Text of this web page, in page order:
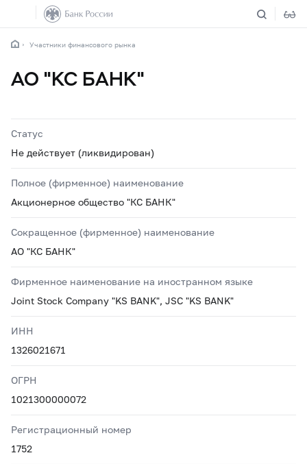
Участники финансового рынка
АО "КС БАНК"
Статус
Не действует (ликвидирован)
Полное (фирменное) наименование
Акционерное общество "КС БАНК"
Сокращенное (фирменное) наименование
АО "КС БАНК"
Фирменное наименование на иностранном языке
Joint Stock Company "KS BANK", JSC "KS BANK"
ИНН
1326021671
ОГРН
1021300000072
Регистрационный номер
1752